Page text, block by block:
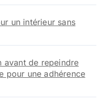
un intérieur sans
avant de repeindre
pour une adhérence